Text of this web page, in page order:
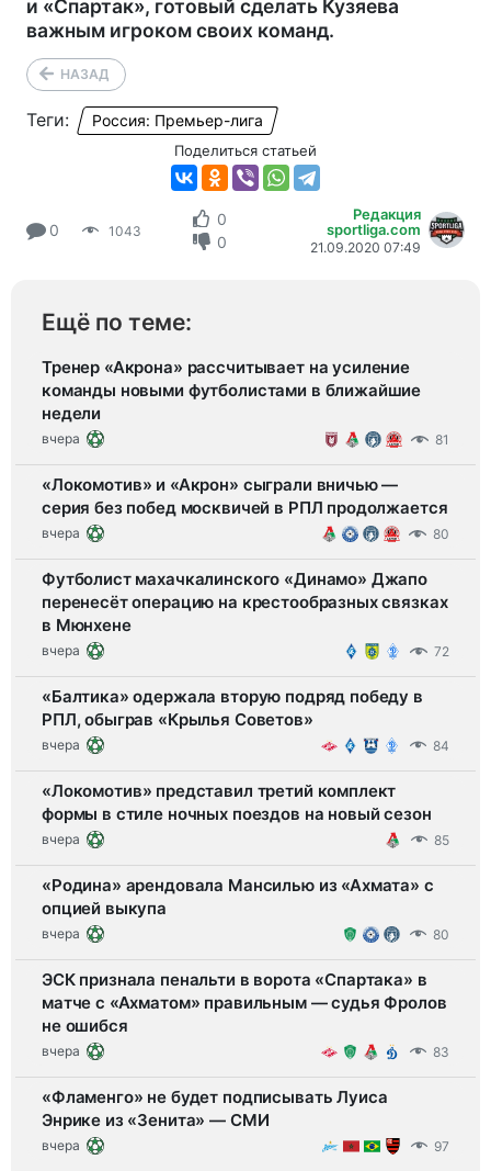
и «Спартак», готовый сделать Кузяева
важным игроком своих команд.
НАЗАД
Теги: Россия: Премьер-лига
Поделиться статьей
0 1043
0
0
Редакция
sportliga.com
21.09.2020 07:49
Ещё по теме:
Тренер «Акрона» рассчитывает на усиление
команды новыми футболистами в ближайшие
недели
вчера 81
«Локомотив» и «Акрон» сыграли вничью —
серия без побед москвичей в РПЛ продолжается
вчера 80
Футболист махачкалинского «Динамо» Джапо
перенесёт операцию на крестообразных связках
в Мюнхене
вчера 72
«Балтика» одержала вторую подряд победу в
РПЛ, обыграв «Крылья Советов»
вчера 84
«Локомотив» представил третий комплект
формы в стиле ночных поездов на новый сезон
вчера 85
«Родина» арендовала Мансилью из «Ахмата» с
опцией выкупа
вчера 80
ЭСК признала пенальти в ворота «Спартака» в
матче с «Ахматом» правильным — судья Фролов
не ошибся
вчера 83
«Фламенго» не будет подписывать Луиса
Энрике из «Зенита» — СМИ
вчера 97